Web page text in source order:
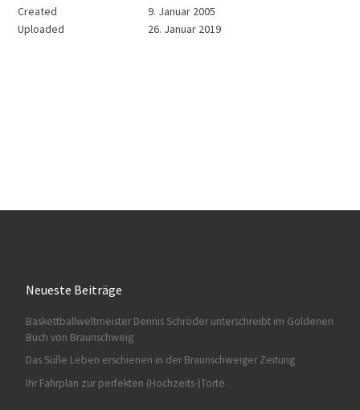
Created
9. Januar 2005
Uploaded
26. Januar 2019
Neueste Beiträge
Baskettballweltmeister Dennis Schröder unterschreibt im Goldenen
Buch von Braunschweig
Das Süße Leben erschienen in der Braunschweiger Zeitung
Ihr Fahrplan zur perfekten (Hochzeits-)Torte